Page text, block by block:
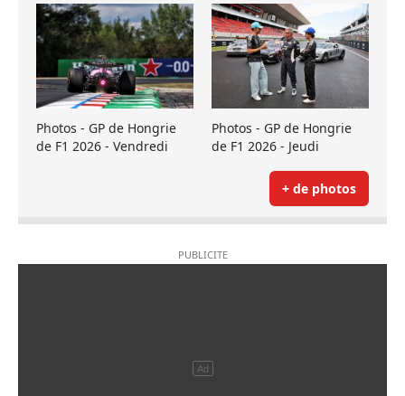
Photos - GP de Hongrie
de F1 2026 - Vendredi
Photos - GP de Hongrie
de F1 2026 - Jeudi
+ de photos